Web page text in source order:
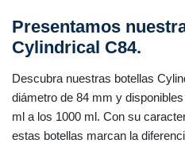
Presentamos
Cylindrical C84.
Descubra nuestras botellas
diámetro de 84 mm y
ml a los 1000 ml. Con su
estas botellas marcan la